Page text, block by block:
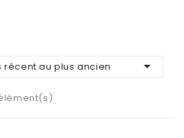
récent au plus ancien 